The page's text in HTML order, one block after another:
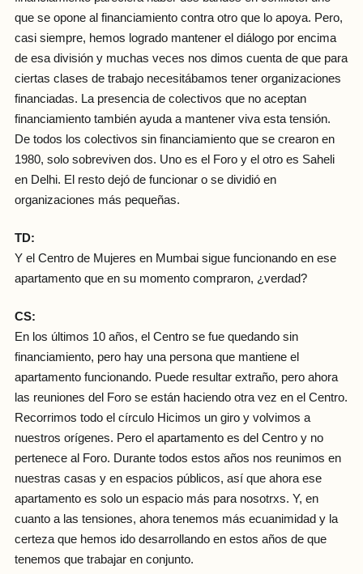
que se opone al financiamiento contra otro que lo apoya. Pero,
casi siempre, hemos logrado mantener el diálogo por encima
de esa división y muchas veces nos dimos cuenta de que para
ciertas clases de trabajo necesitábamos tener organizaciones
financiadas. La presencia de colectivos que no aceptan
financiamiento también ayuda a mantener viva esta tensión.
De todos los colectivos sin financiamiento que se crearon en
1980, solo sobreviven dos. Uno es el Foro y el otro es Saheli
en Delhi. El resto dejó de funcionar o se dividió en
organizaciones más pequeñas.
TD:
Y el Centro de Mujeres en Mumbai sigue funcionando en ese
apartamento que en su momento compraron, ¿verdad?
CS:
En los últimos 10 años, el Centro se fue quedando sin
financiamiento, pero hay una persona que mantiene el
apartamento funcionando. Puede resultar extraño, pero ahora
las reuniones del Foro se están haciendo otra vez en el Centro.
Recorrimos todo el círculo Hicimos un giro y volvimos a
nuestros orígenes. Pero el apartamento es del Centro y no
pertenece al Foro. Durante todos estos años nos reunimos en
nuestras casas y en espacios públicos, así que ahora ese
apartamento es solo un espacio más para nosotrxs. Y, en
cuanto a las tensiones, ahora tenemos más ecuanimidad y la
certeza que hemos ido desarrollando en estos años de que
tenemos que trabajar en conjunto.